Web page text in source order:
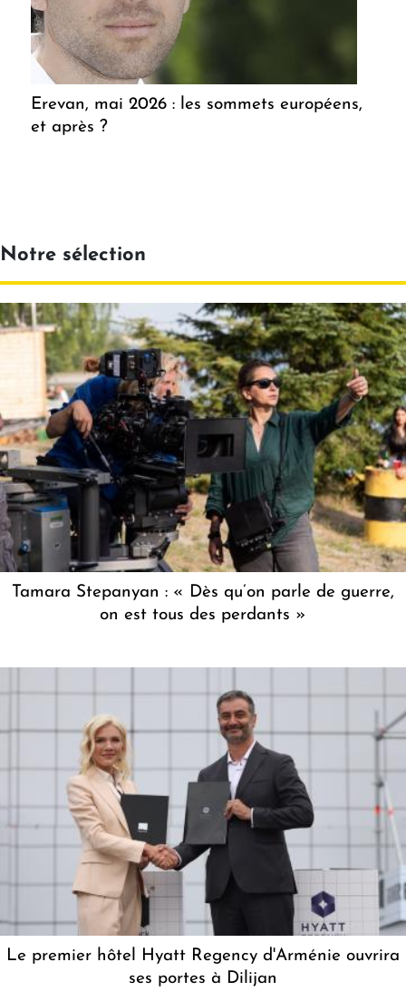
Erevan, mai 2026 : les sommets européens,
et après ?
Notre sélection
Tamara Stepanyan : « Dès qu’on parle de guerre,
on est tous des perdants »
Le premier hôtel Hyatt Regency d'Arménie ouvrira
ses portes à Dilijan